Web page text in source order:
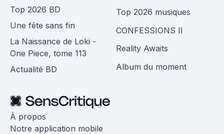
Top 2026 BD
Une fête sans fin
La Naissance de Loki -
One Piece, tome 113
Actualité BD
Top 2026 musiques
CONFESSIONS II
Reality Awaits
Album du moment
À propos
Notre application mobile